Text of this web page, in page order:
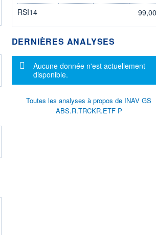
RSI14
DERNIÈRES ANALYSES
Message d'information
Aucune donnée n'est actuellement
disponible.
Toutes les analyses à propos de INAV GS
ABS.R.TRCKR.ETF P